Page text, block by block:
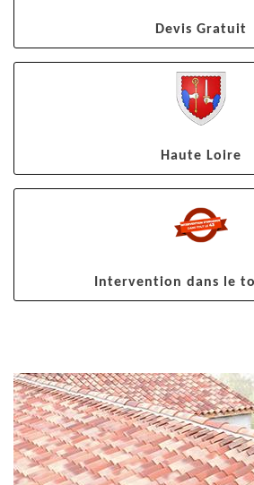
Devis Gratuit
Haute Loire
Intervention dans le